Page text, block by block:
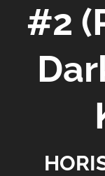
#2